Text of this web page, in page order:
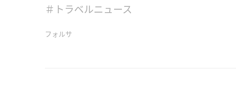
＃トラベルニュース
フォルサ